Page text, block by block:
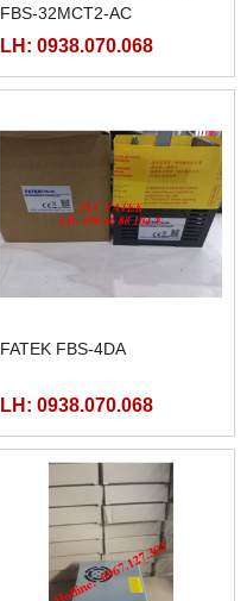
FBS-32MCT2-AC
LH: 0938.070.068
FATEK FBS-4DA
LH: 0938.070.068